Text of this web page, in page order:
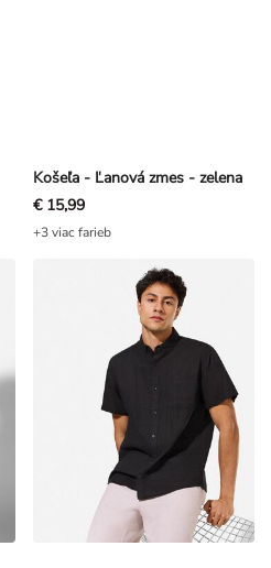
Košeľa - Ľanová zmes - zelena
€ 15,99
+3 viac farieb